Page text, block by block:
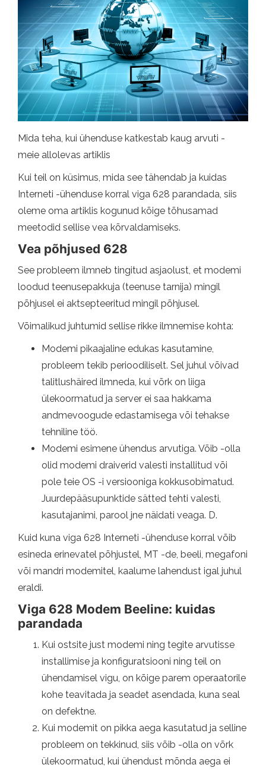
Mida teha, kui ühenduse katkestab kaug arvuti -
meie allolevas artiklis
Kui teil on küsimus, mida see tähendab ja kuidas
Interneti -ühenduse korral viga 628 parandada, siis
oleme oma artiklis kogunud kõige tõhusamad
meetodid sellise vea kõrvaldamiseks.
Vea põhjused 628
See probleem ilmneb tingitud asjaolust, et modemi
loodud teenusepakkuja (teenuse tarnija) mingil
põhjusel ei aktsepteeritud mingil põhjusel.
Võimalikud juhtumid sellise rikke ilmnemise kohta:
Modemi pikaajaline edukas kasutamine,
probleem tekib perioodiliselt. Sel juhul võivad
talitlushäired ilmneda, kui võrk on liiga
ülekoormatud ja server ei saa hakkama
andmevoogude edastamisega või tehakse
tehniline töö.
Modemi esimene ühendus arvutiga. Võib -olla
olid modemi draiverid valesti installitud või
pole teie OS -i versiooniga kokkusobimatud.
Juurdepääsupunktide sätted tehti valesti,
kasutajanimi, parool jne näidati veaga. D.
Kuid kuna viga 628 Interneti -ühenduse korral võib
esineda erinevatel põhjustel, MT -de, beeli, megafoni
või mandri modemitel, kaalume lahendust igal juhul
eraldi.
Viga 628 Modem Beeline: kuidas
parandada
Kui ostsite just modemi ning tegite arvutisse
installimise ja konfiguratsiooni ning teil on
ühendamisel vigu, on kõige parem operaatorile
kohe teavitada ja seadet asendada, kuna seal
on defektne.
Kui modemit on pikka aega kasutatud ja selline
probleem on tekkinud, siis võib -olla on võrk
ülekoormatud, kui ühendust mõnda aega ei